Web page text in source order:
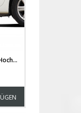
Autoaufkleber Autotattoo Hochzeit Maritim Mr. & Mrs. mit Anker und Namen M2140